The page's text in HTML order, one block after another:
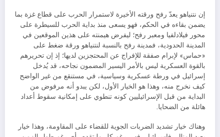
إن نتنياهو يعدّ رفح ورقته الأخيرة لاستمرار الحرب على قطاع غزة بما
يضمن بقاءه في الحكم، فهو يسعى منذ بداية الحرب للسيطرة على
محور فيلادلفيا ومعبر رفح؛ ليفرض هيمنته على هذين الموقعين في
المدينة الحدودية، فمدينة رفح بالنسبة لنتنياهو ورقة ضغط على
«حماس» لإبرام صفقة للإفراج عن المحتجزين لديها؛ إذ إن تحريرهم
بالقوة العسكرية ليس بالأمر اليسير المضمون نجاحه، قد يُدخل
إسرائيل في ورطة عسكرية وسياسية، في مستنقع من غير الواضح
كيف نخرج منه، وهذا هو الخيار الأول، لكن يبدو أنه مرفوض من
البداية من قبل الإسرائيليين كونه تنطوي على إمكانية سقوط أعداد
هائلة من الضحايا.
وهناك خيار تشديد الضربات الجوية للقضاء على المقاومة، وهذا خيار